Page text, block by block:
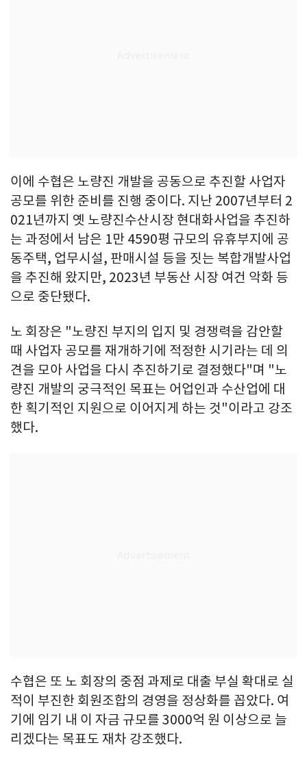
이에 수협은 노량진 개발을 공동으로 추진할 사업자
공모를 위한 준비를 진행 중이다. 지난 2007년부터 2
021년까지 옛 노량진수산시장 현대화사업을 추진하
는 과정에서 남은 1만 4590평 규모의 유휴부지에 공
동주택, 업무시설, 판매시설 등을 짓는 복합개발사업
을 추진해 왔지만, 2023년 부동산 시장 여건 악화 등
으로 중단됐다.
노 회장은 "노량진 부지의 입지 및 경쟁력을 감안할
때 사업자 공모를 재개하기에 적정한 시기라는 데 의
견을 모아 사업을 다시 추진하기로 결정했다"며 "노
량진 개발의 궁극적인 목표는 어업인과 수산업에 대
한 획기적인 지원으로 이어지게 하는 것"이라고 강조
했다.
수협은 또 노 회장의 중점 과제로 대출 부실 확대로 실
적이 부진한 회원조합의 경영을 정상화를 꼽았다. 여
기에 임기 내 이 자금 규모를 3000억 원 이상으로 늘
리겠다는 목표도 재차 강조했다.